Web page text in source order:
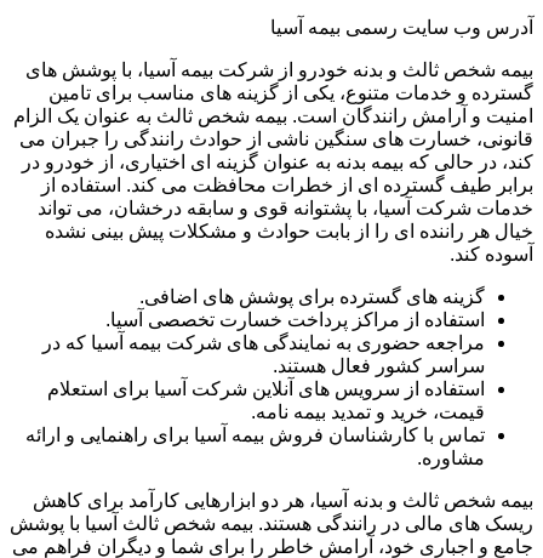
آدرس وب سایت رسمی بیمه آسیا
بیمه شخص ثالث و بدنه خودرو از شرکت بیمه آسیا، با پوشش های
گسترده و خدمات متنوع، یکی از گزینه های مناسب برای تامین
امنیت و آرامش رانندگان است. بیمه شخص ثالث به عنوان یک الزام
قانونی، خسارت های سنگین ناشی از حوادث رانندگی را جبران می
کند، در حالی که بیمه بدنه به عنوان گزینه ای اختیاری، از خودرو در
برابر طیف گسترده ای از خطرات محافظت می کند. استفاده از
خدمات شرکت آسیا، با پشتوانه قوی و سابقه درخشان، می تواند
خیال هر راننده ای را از بابت حوادث و مشکلات پیش بینی نشده
آسوده کند.
گزینه های گسترده برای پوشش های اضافی.
استفاده از مراکز پرداخت خسارت تخصصی آسیا.
مراجعه حضوری به نمایندگی های شرکت بیمه آسیا که در
سراسر کشور فعال هستند.
استفاده از سرویس های آنلاین شرکت آسیا برای استعلام
قیمت، خرید و تمدید بیمه نامه.
تماس با کارشناسان فروش بیمه آسیا برای راهنمایی و ارائه
مشاوره.
بیمه شخص ثالث و بدنه آسیا، هر دو ابزارهایی کارآمد برای کاهش
ریسک های مالی در رانندگی هستند. بیمه شخص ثالث آسیا با پوشش
جامع و اجباری خود، آرامش خاطر را برای شما و دیگران فراهم می